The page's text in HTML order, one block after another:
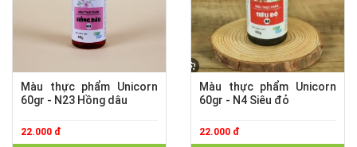
Màu thực phẩm Unicorn
60gr - N23 Hồng dâu
22.000 đ
Màu thực phẩm Unicorn
60gr - N4 Siêu đỏ
22.000 đ